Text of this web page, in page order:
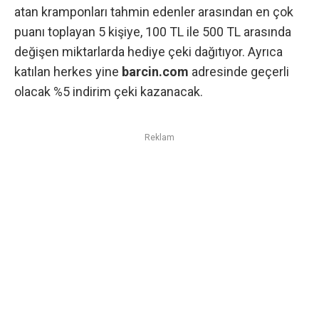
atan kramponları tahmin edenler arasından en çok
puanı toplayan 5 kişiye, 100 TL ile 500 TL arasında
değişen miktarlarda hediye çeki dağıtıyor. Ayrıca
katılan herkes yine barcin.com adresinde geçerli
olacak %5 indirim çeki kazanacak.
Reklam